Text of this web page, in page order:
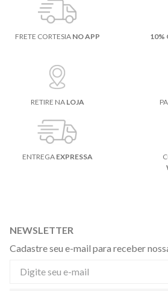
FRETE CORTESIA NO APP 10%
RETIRE NA LOJA
ENTREGA EXPRESSA
NEWSLETTER
Cadastre seu e-mail para receber